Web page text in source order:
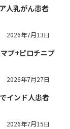
人乳がん患者
2026年7月13日
ブ+ピロチニブ
2026年7月27日
インド人患者
2026年7月15日